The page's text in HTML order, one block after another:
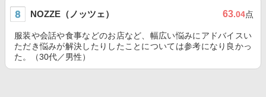
NOZZE（ノッツェ） 63.04点
服装や会話や食事などのお店など、幅広い悩みにアドバイスい
ただき悩みが解決したりしたことについては参考になり良かっ
た。（30代／男性）